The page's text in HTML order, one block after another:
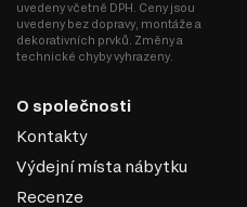
uvedeny včetně DPH. Ceny jsou
uvedeny bez dopravy, montáže a
dekorativních prvků. Změny a
technické chyby vyhrazeny.
O společnosti
Kontakty
Výdejní místa nábytku
Recenze